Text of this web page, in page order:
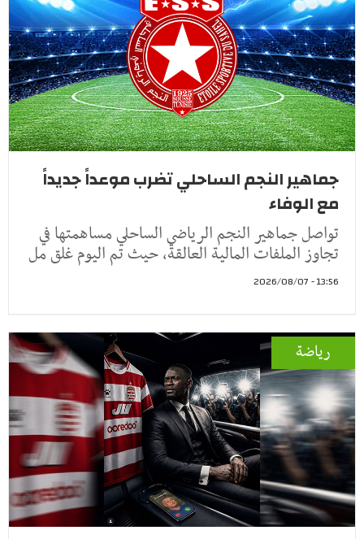
جماهير النجم الساحلي تضرب موعداً جديداً
مع الوفاء
تواصل جماهير النجم الرياضي الساحلي مساهمتها في
تجاوز الملفات المالية العالقة، حيث تم اليوم غلق مل
13:56 - 2026/08/07
رياضة